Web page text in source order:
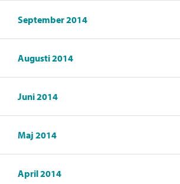
September 2014
Augusti 2014
Juni 2014
Maj 2014
April 2014